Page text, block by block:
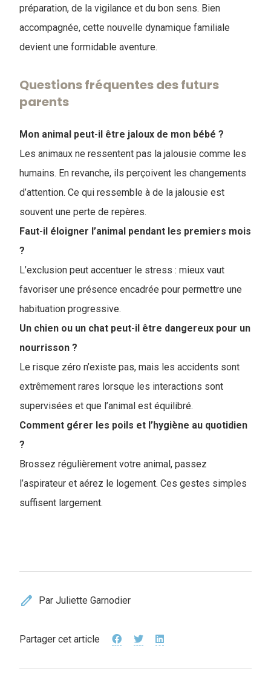
préparation, de la vigilance et du bon sens. Bien
accompagnée, cette nouvelle dynamique familiale
devient une formidable aventure.
Questions fréquentes des futurs
parents
Mon animal peut-il être jaloux de mon bébé ?
Les animaux ne ressentent pas la jalousie comme les
humains. En revanche, ils perçoivent les changements
d’attention. Ce qui ressemble à de la jalousie est
souvent une perte de repères.
Faut-il éloigner l’animal pendant les premiers mois
?
L’exclusion peut accentuer le stress : mieux vaut
favoriser une présence encadrée pour permettre une
habituation progressive.
Un chien ou un chat peut-il être dangereux pour un
nourrisson ?
Le risque zéro n’existe pas, mais les accidents sont
extrêmement rares lorsque les interactions sont
supervisées et que l’animal est équilibré.
Comment gérer les poils et l’hygiène au quotidien
?
Brossez régulièrement votre animal, passez
l’aspirateur et aérez le logement. Ces gestes simples
suffisent largement.
edit Par Juliette Garnodier
Partager cet article